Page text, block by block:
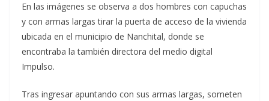
En las imágenes se observa a dos hombres con capuchas
y con armas largas tirar la puerta de acceso de la vivienda
ubicada en el municipio de Nanchital, donde se
encontraba la también directora del medio digital
Impulso.
Tras ingresar apuntando con sus armas largas, someten